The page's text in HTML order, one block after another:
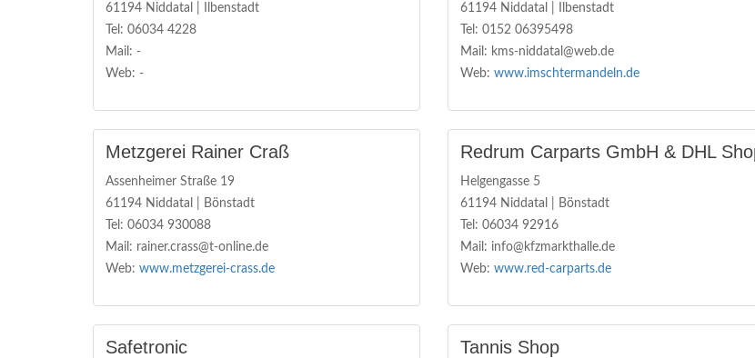
61194 Niddatal | Ilbenstadt
Tel: 06034 4228
Mail: -
Web: -
61194 Niddatal | Ilbenstadt
Tel: 0152 06395498
Mail: kms-niddatal@web.de
Web: www.imschtermandeln.de
Metzgerei Rainer Craß
Assenheimer Straße 19
61194 Niddatal | Bönstadt
Tel: 06034 930088
Mail: rainer.crass@t-online.de
Web: www.metzgerei-crass.de
Redrum Carparts GmbH & DHL
Helgengasse 5
61194 Niddatal | Bönstadt
Tel: 06034 92916
Mail: info@kfzmarkthalle.de
Web: www.red-carparts.de
Safetronic Tannis Shop